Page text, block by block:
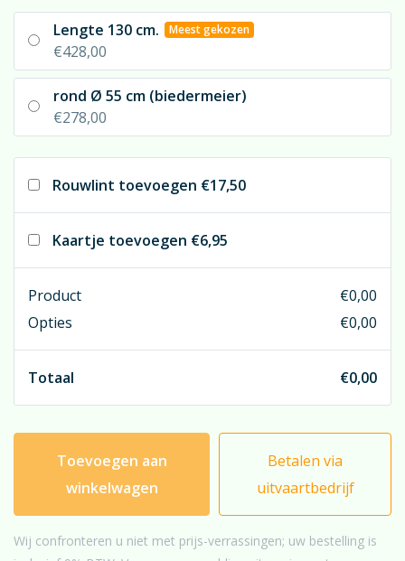
Overweegt u een (bedrukt) rouwlint? Denk dan eens
aan “Fuchsia roze”. U bereikt dan een zeer goede match
met de Calla’s in het stuk. Maar natuurlijk kan er veel
meer; kijkt u hiervoor even bij
een reuzenkeuze aan linten.
Lengte 130 cm. Meest gekozen
€428,00
rond Ø 55 cm (biedermeier)
€278,00
Rouwlint toevoegen €17,50
Kaartje toevoegen €6,95
Product €0,00
Opties
€0,00
Totaal €0,00
Toevoegen aan
winkelwagen
Betalen via
uitvaartbedrijf
Wij confronteren u niet met prijs-verrassingen; uw bestelling is